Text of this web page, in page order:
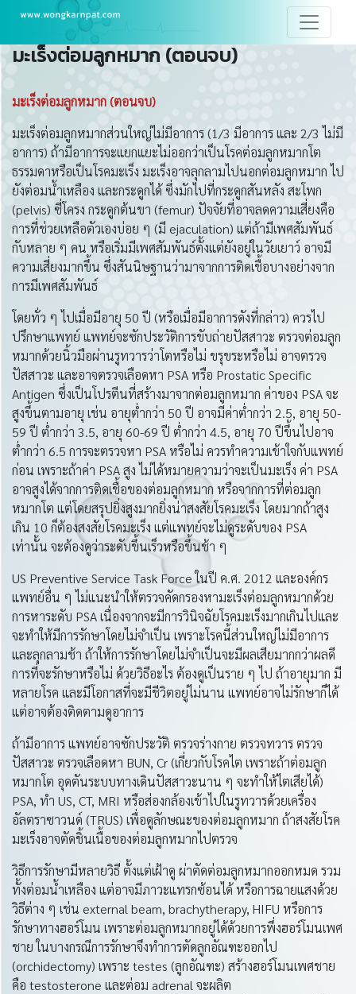
มะเร็งต่อมลูกหมาก (ตอนจบ)
มะเร็งต่อมลูกหมาก(ตอนจบ)
มะเร็งต่อมลูกหมากส่วนใหญ่ไม่มีอาการ (1/3 มีอาการ และ 2/3 ไม่มี
อาการ) ถ้ามีอาการจะแยกแยะไม่ออกว่าเป็นโรคต่อมลูกหมากโต
ธรรมดาหรือเป็นโรคมะเร็ง มะเร็งอาจลุกลามไปนอกต่อมลูกหมาก ไป
ยังต่อมน้ำเหลือง และกระดูกได้ ซึ่งมักไปที่กระดูกสันหลัง สะโพก
(pelvis) ซี่โครง กระดูกต้นขา (femur) ปัจจัยที่อาจลดความเสี่ยงคือ
การที่ช่วยเหลือตัวเองบ่อย ๆ (มี ejaculation) แต่ถ้ามีเพศสัมพันธ์
กับหลาย ๆ คน หรือเริ่มมีเพศสัมพันธ์ตั้งแต่ยังอยู่ในวัยเยาว์ อาจมี
ความเสี่ยงมากขึ้น ซึ่งสันนิษฐานว่ามาจากการติดเชื้อบางอย่างจาก
การมีเพศสัมพันธ์
โดยทั่ว ๆ ไปเมื่อมีอายุ 50 ปี (หรือเมื่อมีอาการดังที่กล่าว) ควรไป
ปรึกษาแพทย์ แพทย์จะซักประวัติการขับถ่ายปัสสาวะ ตรวจต่อมลูก
หมากด้วยนิ้วมือผ่านรูทวารว่าโตหรือไม่ ขรุขระหรือไม่ อาจตรวจ
ปัสสาวะ และอาจตรวจเลือดหา PSA หรือ Prostatic Specific
Antigen ซึ่งเป็นโปรตีนที่สร้างมาจากต่อมลูกหมาก ค่าของ PSA จะ
สูงขึ้นตามอายุ เช่น อายุต่ำกว่า 50 ปี อาจมีค่าต่ำกว่า 2.5, อายุ 50-
59 ปี ต่ำกว่า 3.5, อายุ 60-69 ปี ต่ำกว่า 4.5, อายุ 70 ปีขึ้นไปอาจ
ต่ำกว่า 6.5 การจะตรวจหา PSA หรือไม่ ควรทำความเข้าใจกับแพทย์
ก่อน เพราะถ้าค่า PSA สูง ไม่ได้หมายความว่าจะเป็นมะเร็ง ค่า PSA
อาจสูงได้จากการติดเชื้อของต่อมลูกหมาก หรือจากการที่ต่อมลูก
หมากโต แต่โดยสรุปยิ่งสูงมากยิ่งน่าสงสัยโรคมะเร็ง โดยมากถ้าสูง
เกิน 10 ก็ต้องสงสัยโรคมะเร็ง แต่แพทย์จะไม่ดูระดับของ PSA
เท่านั้น จะต้องดูว่าระดับขึ้นเร็วหรือขึ้นช้า ๆ
US Preventive Service Task Force ในปี ค.ศ. 2012 และองค์กร
แพทย์อื่น ๆ ไม่แนะนำให้ตรวจคัดกรองหามะเร็งต่อมลูกหมากด้วย
การหาระดับ PSA เนื่องจากจะมีการวินิจฉัยโรคมะเร็งมากเกินไปและ
จะทำให้มีการรักษาโดยไม่จำเป็น เพราะโรคนี้ส่วนใหญ่ไม่มีอาการ
และลุกลามช้า ถ้าให้การรักษาโดยไม่จำเป็นจะมีผลเสียมากกว่าผลดี
การที่จะรักษาหรือไม่ ด้วยวิธีอะไร ต้องดูเป็นราย ๆ ไป ถ้าอายุมาก มี
หลายโรค และมีโอกาสที่จะมีชีวิตอยู่ไม่นาน แพทย์อาจไม่รักษาก็ได้
แต่อาจต้องติดตามดูอาการ
ถ้ามีอาการ แพทย์อาจซักประวัติ ตรวจร่างกาย ตรวจทวาร ตรวจ
ปัสสาวะ ตรวจเลือดหา BUN, Cr (เกี่ยวกับโรคไต เพราะถ้าต่อมลูก
หมากโต อุดตันระบบทางเดินปัสสาวะนาน ๆ จะทำให้ไตเสียได้)
PSA, ทำ US, CT, MRI หรือส่องกล้องเข้าไปในรูทวารด้วยเครื่อง
อัลตราซาวนด์ (TRUS) เพื่อดูลักษณะของต่อมลูกหมาก ถ้าสงสัยโรค
มะเร็งอาจตัดชิ้นเนื้อของต่อมลูกหมากไปตรวจ
วิธีการรักษามีหลายวิธี ตั้งแต่เฝ้าดู ผ่าตัดต่อมลูกหมากออกหมด รวม
ทั้งต่อมน้ำเหลือง แต่อาจมีภาวะแทรกซ้อนได้ หรือการฉายแสงด้วย
วิธีต่าง ๆ เช่น external beam, brachytherapy, HIFU หรือการ
รักษาทางฮอร์โมน เพราะต่อมลูกหมากอยู่ได้ด้วยการพึ่งฮอร์โมนเพศ
ชาย ในบางกรณีการรักษาจึงทำการตัดลูกอัณฑะออกไป
(orchidectomy) เพราะ testes (ลูกอัณฑะ) สร้างฮอร์โมนเพศชาย
คือ testosterone และต่อม adrenal จะผลิต